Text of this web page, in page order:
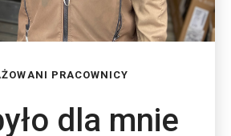
PRACOWNICY
dla mnie